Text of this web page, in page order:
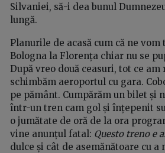
Silvaniei, să-i dea bunul
lungă.
Planurile de acasă cum că ne
Bologna la Florența chiar nu se
După vreo două ceasuri, tot ce am
schimbăm aeroportul cu gara.
pe pământ. Cumpărăm un bilet și
într-un tren cam gol și înțepenit
o jumătate de oră de la ora
vine anunțul fatal: Questo treno e
dulce și cât de asemănătoare cu a